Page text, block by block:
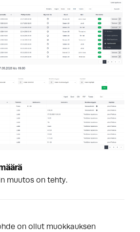
muutos on tehty.
on ollut muokkauksen